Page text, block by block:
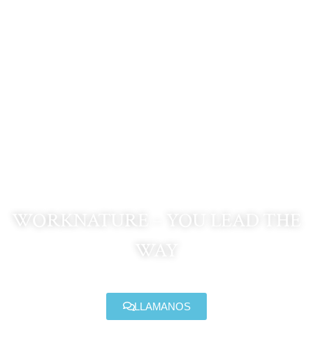
WORKNATURE – YOU LEAD THE
WAY
LLAMANOS